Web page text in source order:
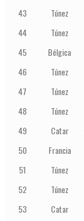
43
Túnez
44
Túnez
45
Bélgica
46
Túnez
47
Túnez
48
Túnez
49
Catar
50
Francia
51
Túnez
52
Túnez
53
Catar